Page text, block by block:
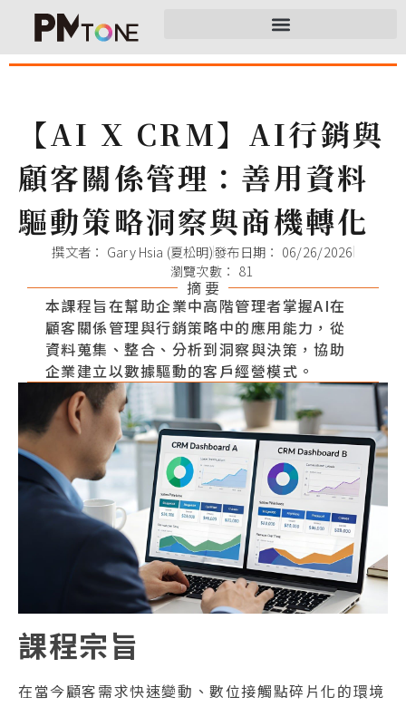
【AI X CRM】AI行銷與
顧客關係管理：善用資料
驅動策略洞察與商機轉化
撰文者： Gary Hsia (夏松明)發布日期： 06/26/2026
瀏覽次數： 81
摘 要
本課程旨在幫助企業中高階管理者掌握AI在
顧客關係管理與行銷策略中的應用能力，從
資料蒐集、整合、分析到洞察與決策，協助
企業建立以數據驅動的客戶經營模式。
課程宗旨
在當今顧客需求快速變動、數位接觸點碎片化的環境